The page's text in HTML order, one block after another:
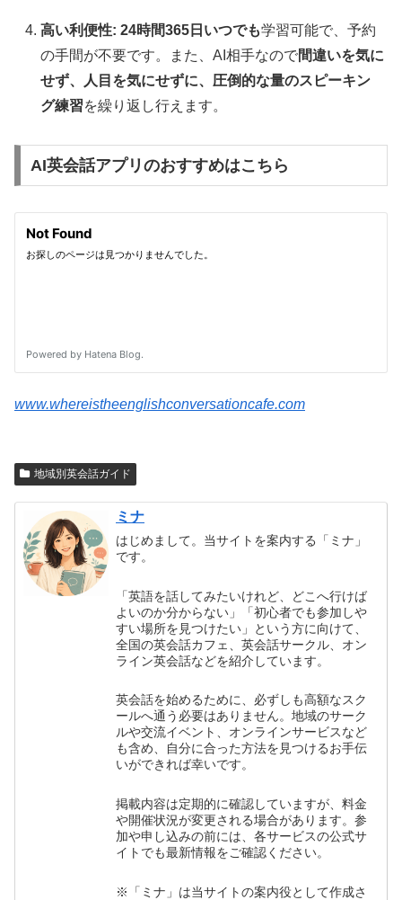
高い利便性: 24時間365日いつでも学習可能で、予約
の手間が不要です。また、AI相手なので間違いを気に
せず、人目を気にせずに、圧倒的な量のスピーキン
グ練習を繰り返し行えます。
AI英会話アプリのおすすめはこちら
www.whereistheenglishconversationcafe.com
地域別英会話ガイド
ミナ
はじめまして。当サイトを案内する「ミナ」
です。
「英語を話してみたいけれど、どこへ行けば
よいのか分からない」「初心者でも参加しや
すい場所を見つけたい」という方に向けて、
全国の英会話カフェ、英会話サークル、オン
ライン英会話などを紹介しています。
英会話を始めるために、必ずしも高額なスク
ールへ通う必要はありません。地域のサーク
ルや交流イベント、オンラインサービスなど
も含め、自分に合った方法を見つけるお手伝
いができれば幸いです。
掲載内容は定期的に確認していますが、料金
や開催状況が変更される場合があります。参
加や申し込みの前には、各サービスの公式サ
イトでも最新情報をご確認ください。
※「ミナ」は当サイトの案内役として作成さ